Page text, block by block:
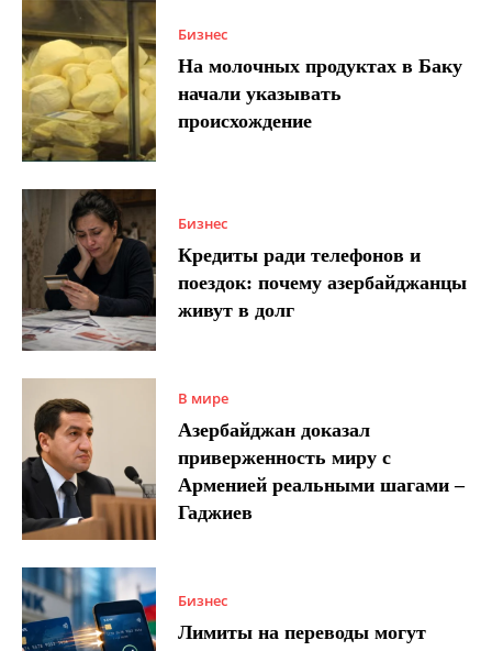
Бизнес
На молочных продуктах в Баку
начали указывать
происхождение
Бизнес
Кредиты ради телефонов и
поездок: почему азербайджанцы
живут в долг
В мире
Азербайджан доказал
приверженность миру с
Арменией реальными шагами –
Гаджиев
Бизнес
Лимиты на переводы могут